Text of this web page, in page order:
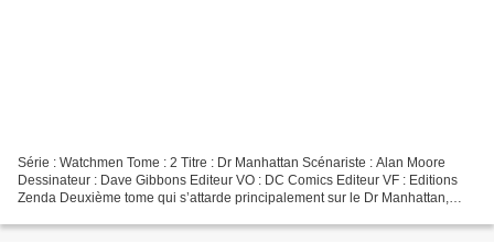
Série : Watchmen Tome : 2 Titre : Dr Manhattan Scénariste : Alan Moore
Dessinateur : Dave Gibbons Editeur VO : DC Comics Editeur VF : Editions
Zenda Deuxième tome qui s’attarde principalement sur le Dr Manhattan,